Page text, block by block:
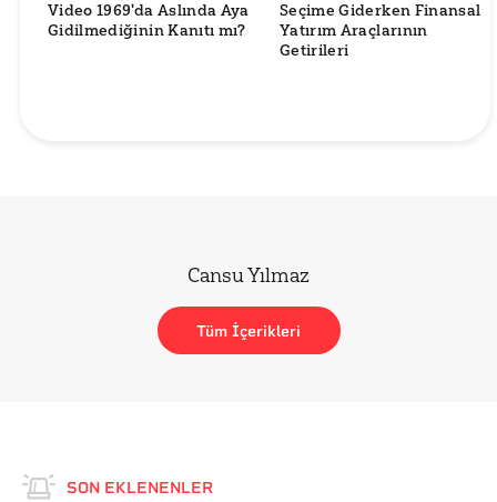
Video 1969'da Aslında Aya
Gidilmediğinin Kanıtı mı?
Seçime Giderken Finansal
Yatırım Araçlarının
Getirileri
Cansu Yılmaz
Tüm İçerikleri
SON EKLENENLER